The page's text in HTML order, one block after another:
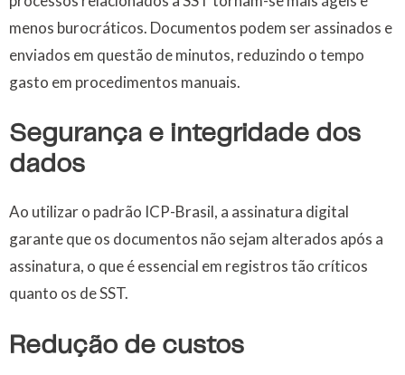
menos burocráticos. Documentos podem ser assinados e
enviados em questão de minutos, reduzindo o tempo
gasto em procedimentos manuais.
Segurança e integridade dos
dados
Ao utilizar o padrão ICP-Brasil, a assinatura digital
garante que os documentos não sejam alterados após a
assinatura, o que é essencial em registros tão críticos
quanto os de SST.
Redução de custos